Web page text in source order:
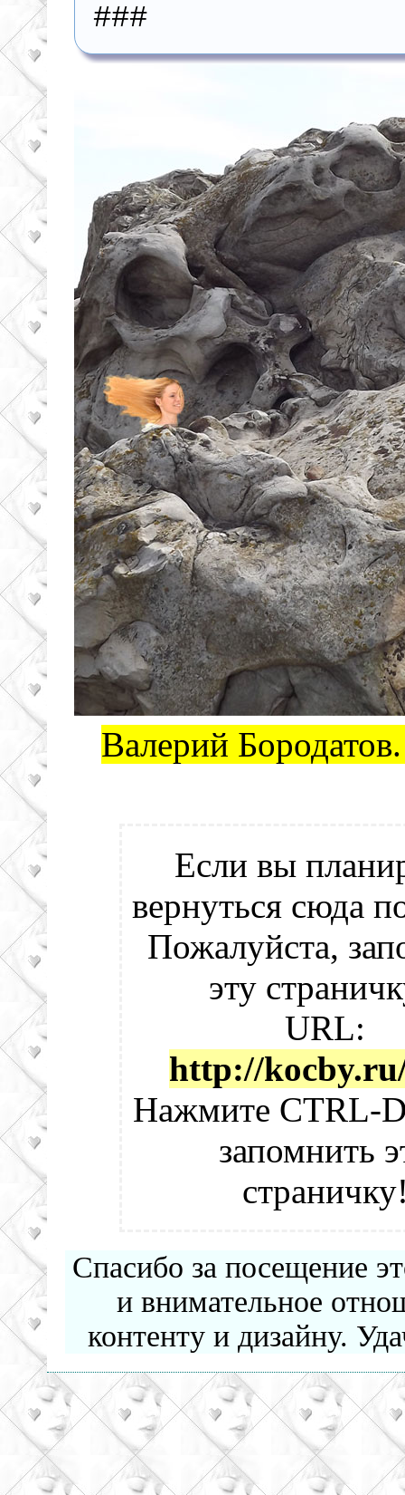
###
Валерий
Если вы
вернуться сюда
Пожалуйста,
эту
URL:
http://
Нажмите CTRL-
запомнить
Спасибо за посещение
и внимательное
контенту и дизайну.